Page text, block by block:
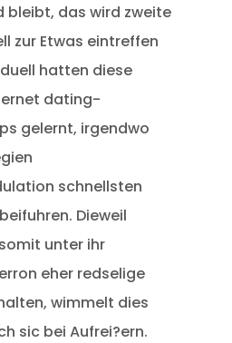
bleibt, das wird zweite
zur Etwas eintreffen
hatten diese
dating-
gelernt, irgendwo
schnellsten
Dieweil
unter ihr
eher redselige
wimmelt dies
sic bei Aufrei?ern.